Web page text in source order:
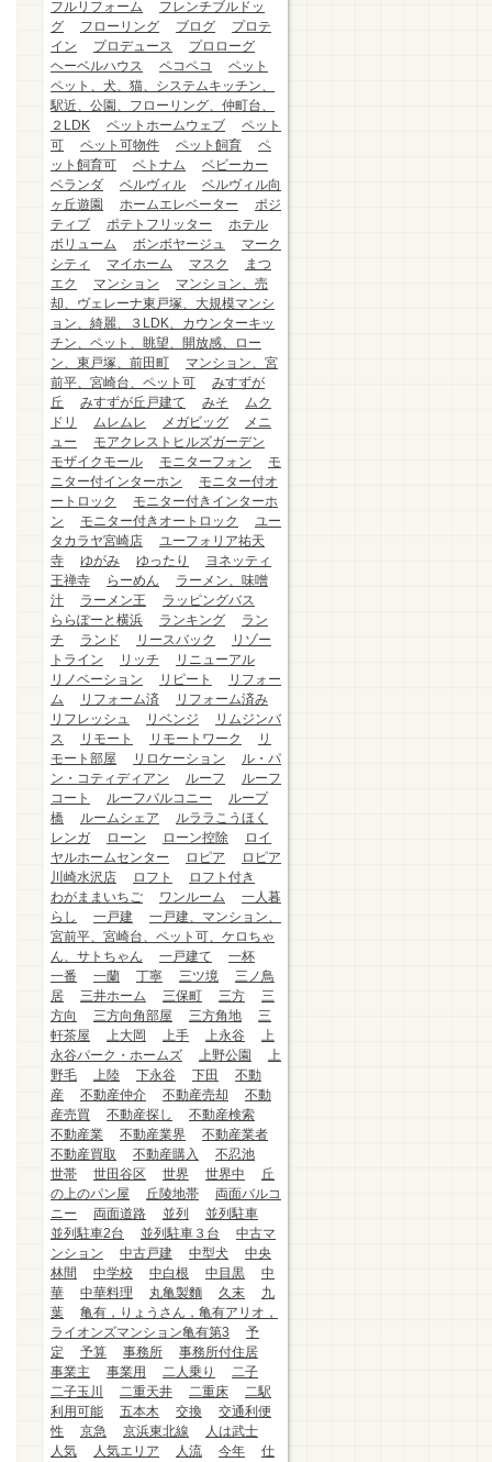
フルリフォーム
フレンチブルドッ
グ
フローリング ブログ
プロテ
イン
プロデュース
プロローグ
ヘーベルハウス
ペコペコ
ペット
ペット、犬、猫、システムキッチン、
駅近、公園、フローリング、仲町台、
２LDK
ペットホームウェブ
ペット
可
ペット可物件 ペット飼育
ペ
ット飼育可
ベトナム
ベビーカー
ベランダ
ベルヴィル
ベルヴィル向
ヶ丘遊園
ホームエレベーター
ポジ
ティブ
ポテトフリッター
ホテル
ボリューム
ボンボヤージュ
マーク
シティ
マイホーム マスク
まつ
エク
マンション
マンション、売
却、ヴェレーナ東戸塚、大規模マンシ
ョン、綺麗、３LDK、カウンターキッ
チン、ペット、眺望、開放感、ロー
ン、東戸塚、前田町
マンション、宮
前平、宮崎台、ペット可
みすずが
丘
みすずが丘戸建て みそ
ムク
ドリ
ムレムレ メガビッグ
メニ
ュー
モアクレストヒルズガーデン
モザイクモール
モニターフォン
モ
ニター付インターホン
モニター付オ
ートロック
モニター付きインターホ
ン
モニター付きオートロック
ユー
タカラヤ宮崎店
ユーフォリア祐天
寺
ゆがみ ゆったり
ヨネッティ
王禅寺
らーめん
ラーメン、味噌
汁
ラーメン王
ラッピングバス
ららぽーと横浜
ランキング
ラン
チ
ランド リースバック
リゾー
トライン
リッチ
リニューアル
リノベーション
リピート
リフォー
ム
リフォーム済
リフォーム済み
リフレッシュ
リベンジ
リムジンバ
ス
リモート リモートワーク
リ
モート部屋
リロケーション
ル・パ
ン・コティディアン
ルーフ
ルーフ
コート
ルーフバルコニー
ループ
橋
ルームシェア
ルララこうほく
レンガ
ローン ローン控除
ロイ
ヤルホームセンター
ロピア
ロピア
川崎水沢店
ロフト
ロフト付き
わがままいちご
ワンルーム
一人暮
らし
一戸建
一戸建、マンション、
宮前平、宮崎台、ペット可、ケロちゃ
ん、サトちゃん
一戸建て
一杯
一番
一蘭 丁寧 三ツ境
三ノ鳥
居
三井ホーム 三保町 三方
三
方向
三方向角部屋 三方角地
三
軒茶屋
上大岡 上手 上永谷
上
永谷パーク・ホームズ
上野公園
上
野毛
上陸 下永谷 下田
不動
産
不動産仲介 不動産売却
不動
産売買
不動産探し
不動産検索
不動産業
不動産業界
不動産業者
不動産買取
不動産購入
不忍池
世帯
世田谷区 世界 世界中
丘
の上のパン屋
丘陵地帯
両面バルコ
ニー
両面道路 並列
並列駐車
並列駐車2台
並列駐車３台
中古マ
ンション
中古戸建 中型犬
中央
林間
中学校 中白根 中目黒
中
華
中華料理 丸亀製麵 久末
九
葉
亀有，りょうさん，亀有アリオ，
ライオンズマンション亀有第3
予
定
予算 事務所
事務所付住居
事業主
事業用 二人乗り
二子
二子玉川
二重天井 二重床
二駅
利用可能
五本木 交換
交通利便
性
京急 京浜東北線
人は武士
人気
人気エリア 人流 今年
仕